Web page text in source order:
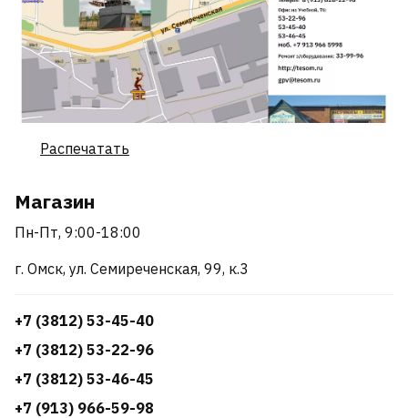
Распечатать
Магазин
Пн-Пт, 9:00-18:00
г. Омск, ул. Семиреченская, 99, к.3
+7 (3812) 53-45-40
+7 (3812) 53-22-96
+7 (3812) 53-46-45
+7 (913) 966-59-98